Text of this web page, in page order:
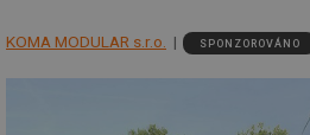
KOMA MODULAR s.r.o. SPONZOROVÁNO